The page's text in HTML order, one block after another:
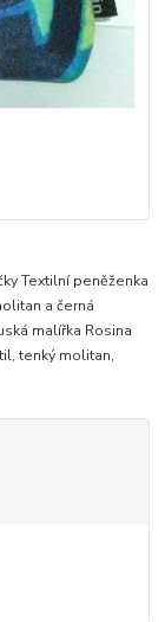
Textilní peněženka
a černá
malířka Rosina
tenký molitan,